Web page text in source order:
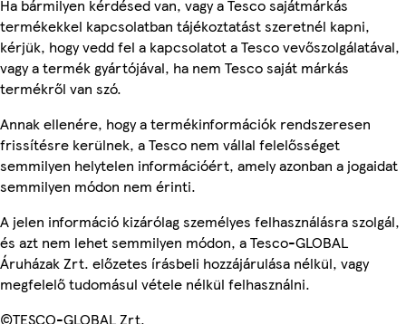
Ha bármilyen kérdésed van, vagy a Tesco sajátmárkás
termékekkel kapcsolatban tájékoztatást szeretnél kapni,
kérjük, hogy vedd fel a kapcsolatot a Tesco vevőszolgálatával,
vagy a termék gyártójával, ha nem Tesco saját márkás
termékről van szó.
Annak ellenére, hogy a termékinformációk rendszeresen
frissítésre kerülnek, a Tesco nem vállal felelősséget
semmilyen helytelen információért, amely azonban a jogaidat
semmilyen módon nem érinti.
A jelen információ kizárólag személyes felhasználásra szolgál,
és azt nem lehet semmilyen módon, a Tesco-GLOBAL
Áruházak Zrt. előzetes írásbeli hozzájárulása nélkül, vagy
megfelelő tudomásul vétele nélkül felhasználni.
©TESCO-GLOBAL Zrt.